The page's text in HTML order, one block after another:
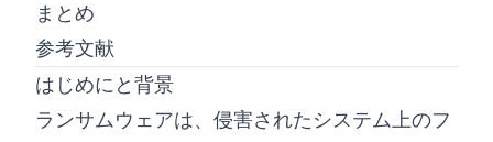
まとめ
参考文献
はじめにと背景
ランサムウェアは、侵害されたシステム上のフ